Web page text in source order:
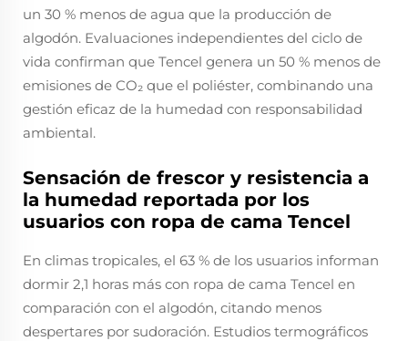
un 30 % menos de agua que la producción de
algodón. Evaluaciones independientes del ciclo de
vida confirman que Tencel genera un 50 % menos de
emisiones de CO₂ que el poliéster, combinando una
gestión eficaz de la humedad con responsabilidad
ambiental.
Sensación de frescor y resistencia a
la humedad reportada por los
usuarios con ropa de cama Tencel
En climas tropicales, el 63 % de los usuarios informan
dormir 2,1 horas más con ropa de cama Tencel en
comparación con el algodón, citando menos
despertares por sudoración. Estudios termográficos